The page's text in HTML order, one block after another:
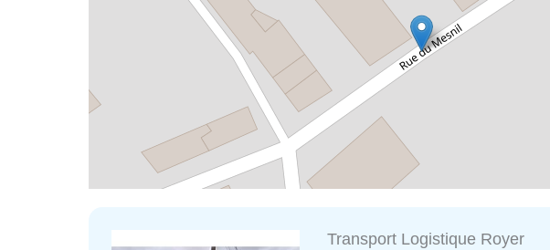
Transport Logistique Royer